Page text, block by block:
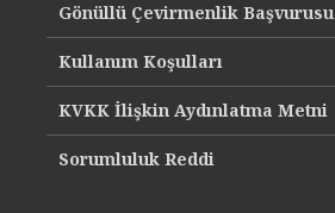
Gönüllü Çevirmenlik Başvurusu
Kullanım Koşulları
KVKK İlişkin Aydınlatma Metni
Sorumluluk Reddi